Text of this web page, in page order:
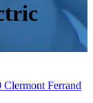
Clermont Ferrand